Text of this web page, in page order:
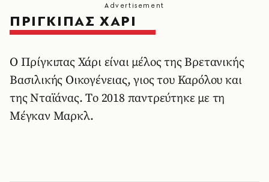
ΠΡΙΓΚΙΠΑΣ ΧΑΡΙ
O Πρίγκιπας Χάρι είναι μέλος της Βρετανικής
Βασιλικής Οικογένειας, γιος του Καρόλου και
της Νταϊάνας. Tο 2018 παντρεύτηκε με τη
Μέγκαν Μαρκλ.